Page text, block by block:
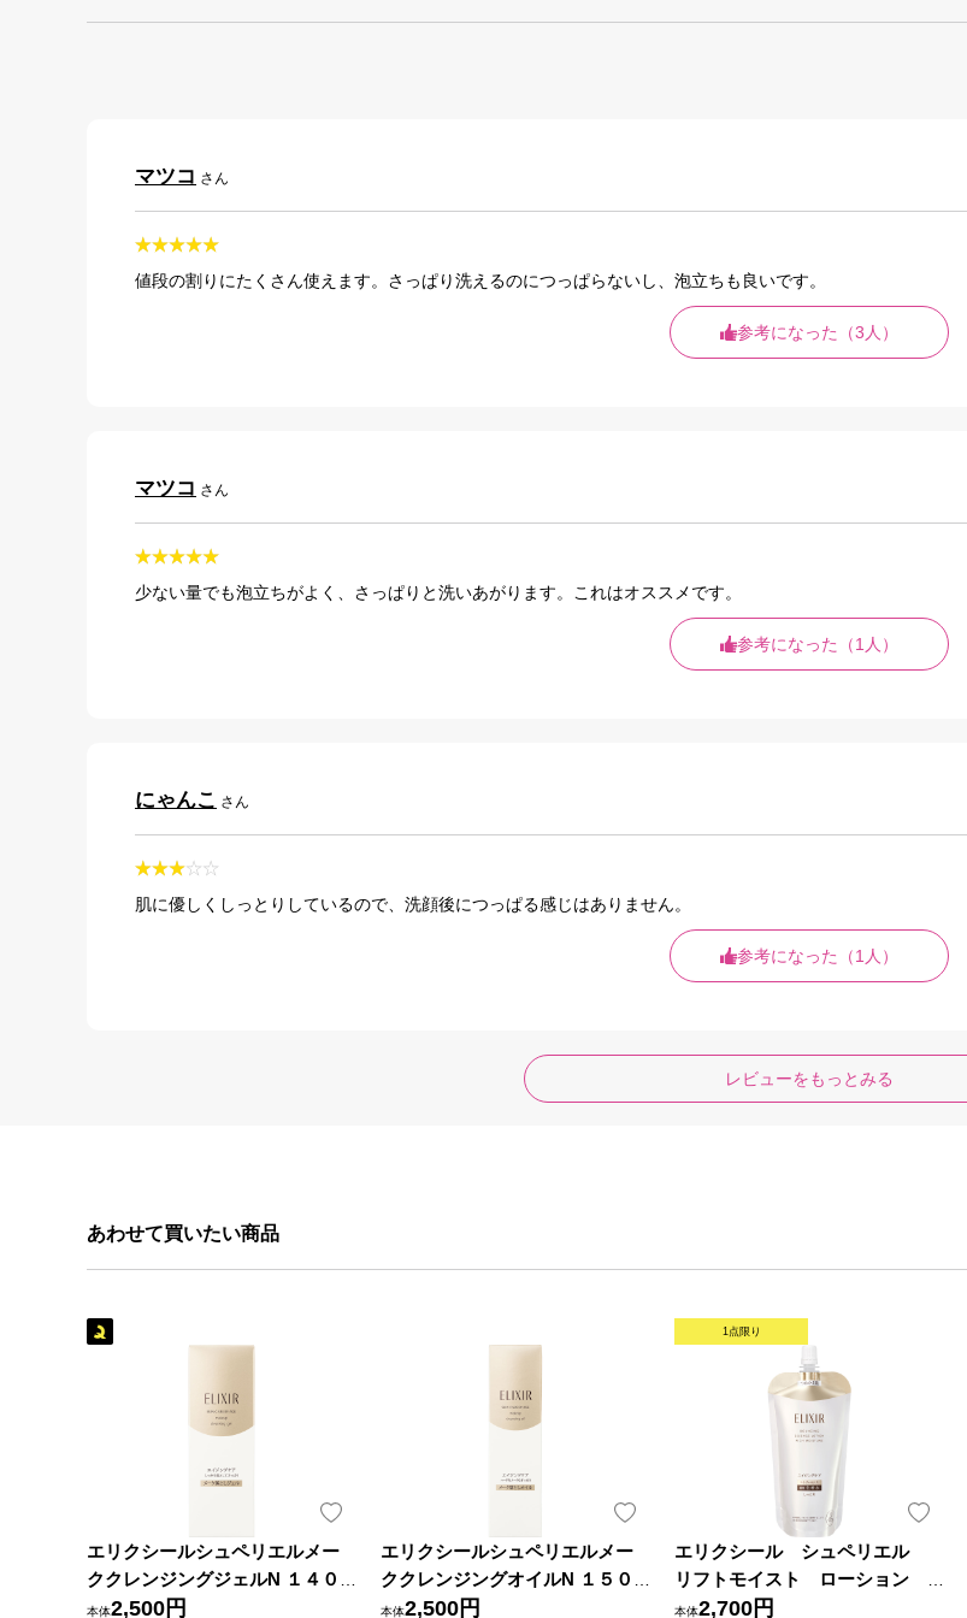
マツコ さん
値段の割りにたくさん使えます。さっぱり洗えるのにつっぱらないし、泡立ちも良いです。
参考になった（3人）
マツコ さん
少ない量でも泡立ちがよく、さっぱりと洗いあがります。これはオススメです。
参考になった（1人）
にゃんこ さん
肌に優しくしっとりしているので、洗顔後につっぱる感じはありません。
参考になった（1人）
レビューをもっとみる
あわせて買いたい商品
エリクシールシュペリエルメー
ククレンジングジェルN １４０
ｇ 資生堂
本体2,500円
エリクシールシュペリエルメー
ククレンジングオイルN １５０
ｍｌ 資生堂
本体2,500円
1点限り
エリクシール シュペリエル
リフトモイスト ローション
しっとりタイプ ｂａ （つめ
本体2,700円